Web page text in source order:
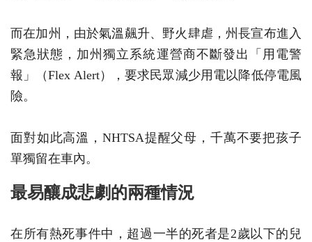
而在加州，由於氣溫飆升、野火肆虐，州長宣布進入
緊急狀態，加州獨立系統運營商不斷發出「用電警
報」（Flex Alert），要求民眾減少用電以降低停電風
險。
面對如此高溫，NHTSA提醒父母，千萬不要把孩子
單獨留在車內。
最易釀成悲劇的兩種情況
在所有熱死事件中，超過一半的死者是2歲以下的兒